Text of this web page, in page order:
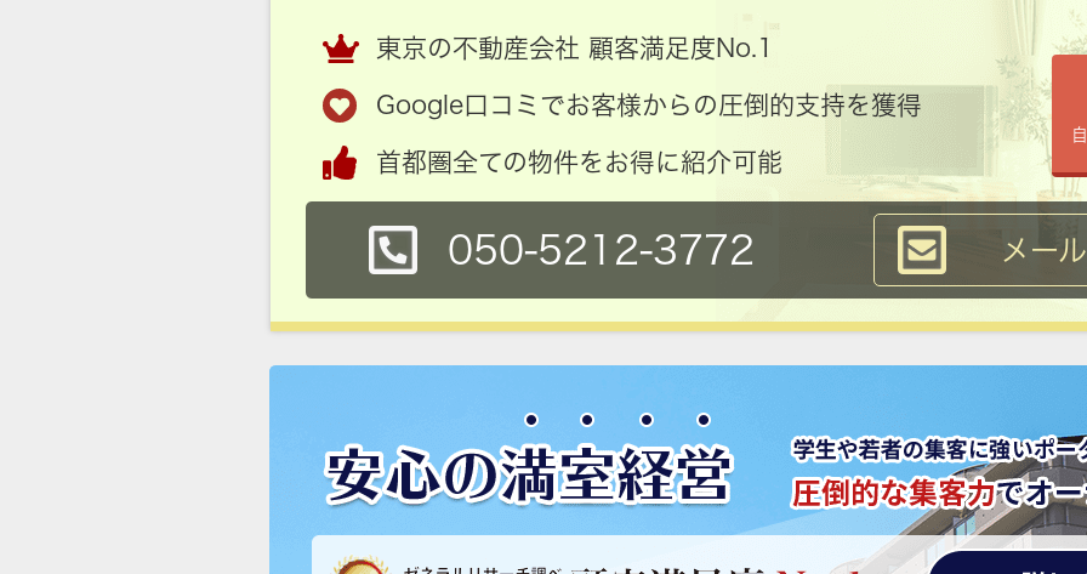
東京の不動産会社 顧客満足度No.1
Google口コミでお客様からの圧倒的支持を獲得
首都圏全ての物件をお得に紹介可能
050-5212-3772 メー